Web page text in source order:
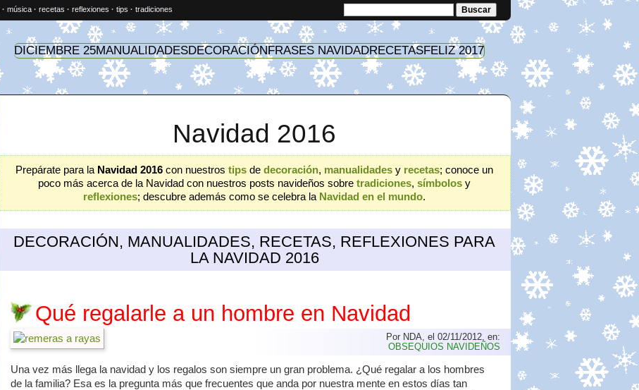
· música · recetas · reflexiones · tips · tradiciones
DICIEMBRE 25MANUALIDADESDECORACIÓNFRASES NAVIDADRECETASFELIZ 2017
Navidad 2016
Prepárate para la Navidad 2016 con nuestros tips de decoración, manualidades y recetas; conoce un
poco más acerca de la Navidad con nuestros posts navideños sobre tradiciones, símbolos y
reflexiones; descubre además como se celebra la Navidad en el mundo.
DECORACIÓN, MANUALIDADES, RECETAS, REFLEXIONES PARA
LA NAVIDAD 2016
Qué regalarle a un hombre en Navidad
Por NDA, el 02/11/2012, en:
OBSEQUIOS NAVIDEÑOS
Una vez más llega la navidad y los regalos son siempre un gran problema. ¿Qué regalar a los hombres
de la familia? Esa es la pregunta más que frecuentes que anda por nuestra mente en estos días tan